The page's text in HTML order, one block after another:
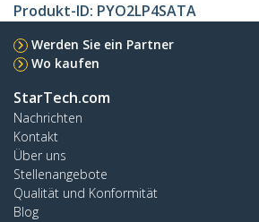
Produkt-ID: PYO2LP4SATA
Werden Sie ein Partner
Wo kaufen
StarTech.com
Nachrichten
Kontakt
Über uns
Stellenangebote
Qualität und Konformität
Blog